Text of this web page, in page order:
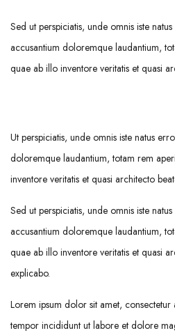
Sed ut perspiciatis, unde omnis iste
accusantium doloremque laudantium,
quae ab illo inventore veritatis et quasi
Ut perspiciatis, unde omnis iste natus
doloremque laudantium, totam rem
inventore veritatis et quasi architecto
Sed ut perspiciatis, unde omnis iste
accusantium doloremque laudantium,
quae ab illo inventore veritatis et quasi
explicabo.
Lorem ipsum dolor sit amet,
tempor incididunt ut labore et dolore